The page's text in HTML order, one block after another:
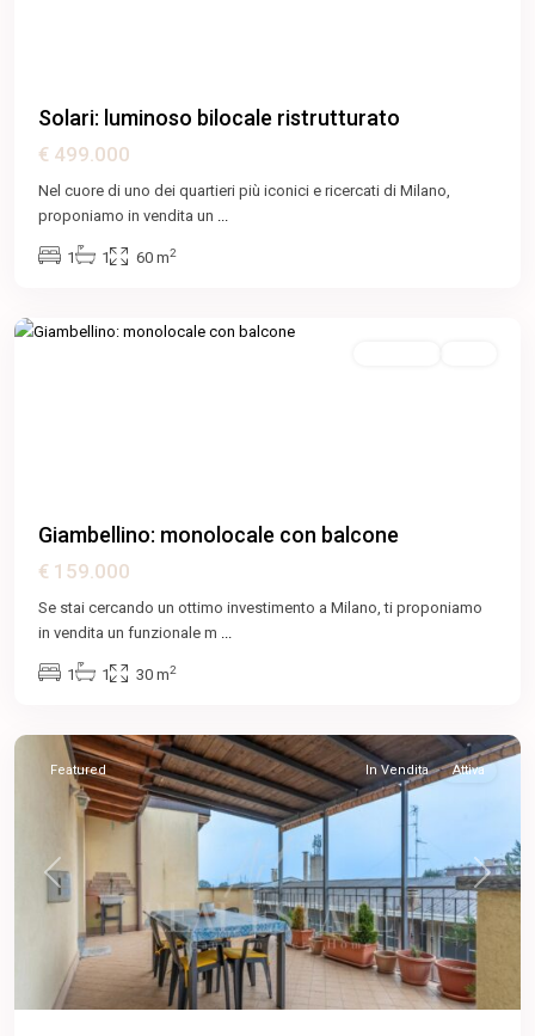
Solari: luminoso bilocale ristrutturato
€ 499.000
Nel cuore di uno dei quartieri più iconici e ricercati di Milano,
proponiamo in vendita un ...
1 1 60 m2
Bande
Nere,
Lorenteggio
-
Primaticcio,
Giambellino: monolocale con balcone
€ 159.000
Se stai cercando un ottimo investimento a Milano, ti proponiamo
in vendita un funzionale m ...
1 1 30 m2
Masciago,
Previous Next
Featured In Vendita Attiva